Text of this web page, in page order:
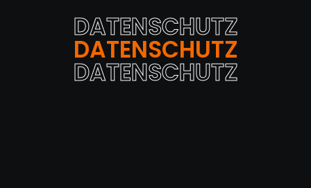
DATENSCHUTZ
DATENSCHUTZ
DATENSCHUTZ